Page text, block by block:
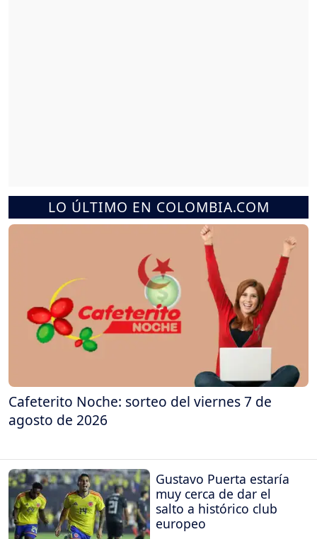
LO ÚLTIMO EN COLOMBIA.COM
Cafeterito Noche: sorteo del viernes 7 de
agosto de 2026
Gustavo Puerta estaría
muy cerca de dar el
salto a histórico club
europeo